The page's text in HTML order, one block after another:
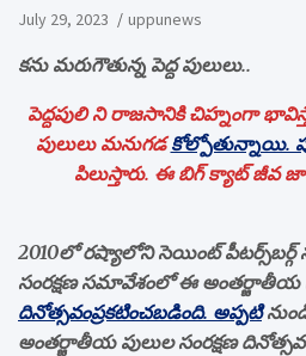
July 29, 2023 uppunews
కను మరుగౌతున్న పెద్ద పులులు..
పెద్దపులి ని రాజసానికి చిహ్నంగా
పులులు మనుగడకోల్పోతున్నాయి.
పిలుస్తారు. ఈ బిగ్ క్యాట్ జీవ
2010లో రష్యాలోని సెయింట్ పీటర్స్‌బర్గ్
సంరక్షణ సమావేశంలో ఈ అంతర్జాతీయ
దినోత్సవంప్రకటించబడింది. అప్పటి
అంతర్జాతీయ పులుల సంరక్షణ